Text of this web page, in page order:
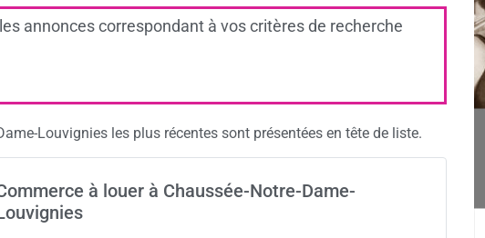
annonces correspondant à vos critères de recherche
Louvignies les plus récentes sont présentées en tête de liste.
à louer à Chaussée-Notre-Dame-